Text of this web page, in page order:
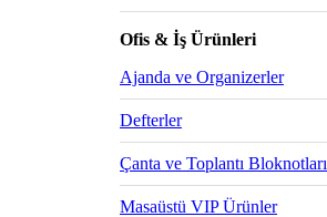
Ofis & İş Ürünleri
Ajanda ve Organizerler
Defterler
Çanta ve Toplantı Bloknotları
Masaüstü VIP Ürünler